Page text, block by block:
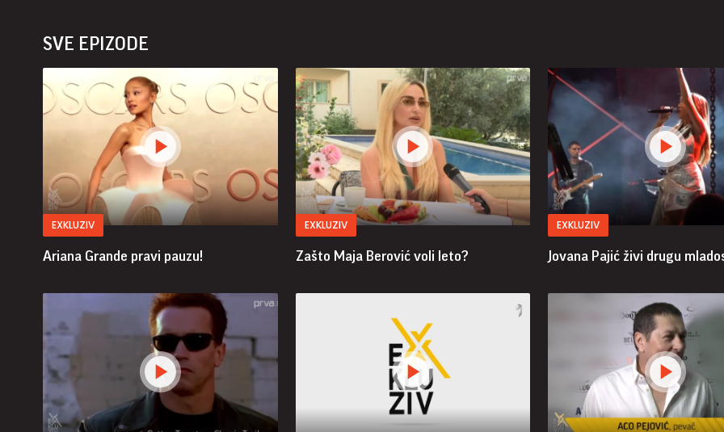
SVE EPIZODE
EXKLUZIV
Ariana Grande pravi pauzu!
EXKLUZIV
Zašto Maja Berović voli leto?
EXKLUZIV
Jovana Pajić živi drugu